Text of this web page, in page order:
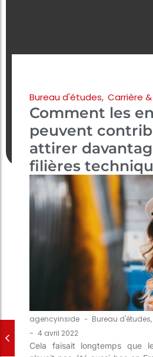
Bureau d'études, Carrière &
Comment les
peuvent
attirer
filières
agencyinside - Bureau d'études,
- 4 avril 2022
Cela faisait longtemps que